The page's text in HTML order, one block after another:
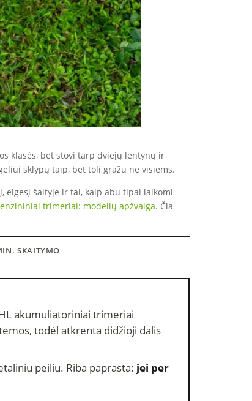
klasės, bet stovi tarp dviejų lentynų ir
sklypų taip, bet toli gražu ne visiems.
elgesį šaltyje ir tai, kaip abu tipai laikomi
trimeriai: modelių apžvalga. Čia
SKAITYMO
akumuliatoriniai trimeriai
todėl atkrenta didžioji dalis
peiliu. Riba paprasta: jei per